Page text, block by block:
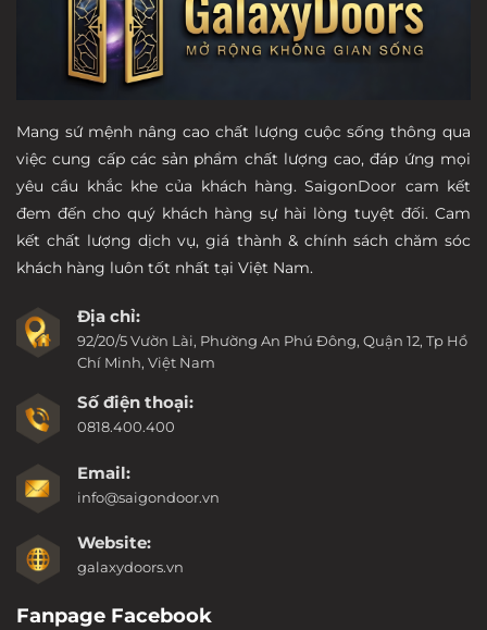
Mang sứ mệnh nâng cao chất lượng cuộc sống thông qua
việc cung cấp các sản phẩm chất lượng cao, đáp ứng mọi
yêu cầu khắc khe của khách hàng. SaigonDoor cam kết
đem đến cho quý khách hàng sự hài lòng tuyệt đối. Cam
kết chất lượng dịch vụ, giá thành & chính sách chăm sóc
khách hàng luôn tốt nhất tại Việt Nam.
Địa chỉ:
92/20/5 Vườn Lài, Phường An Phú Đông, Quận 12, Tp Hồ
Chí Minh, Việt Nam
Số điện thoại:
0818.400.400
Email:
info@saigondoor.vn
Website:
galaxydoors.vn
Fanpage Facebook